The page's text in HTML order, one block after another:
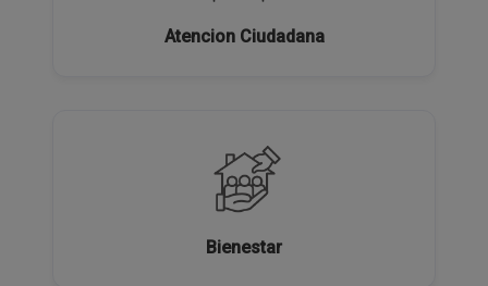
Atencion Ciudadana
Bienestar